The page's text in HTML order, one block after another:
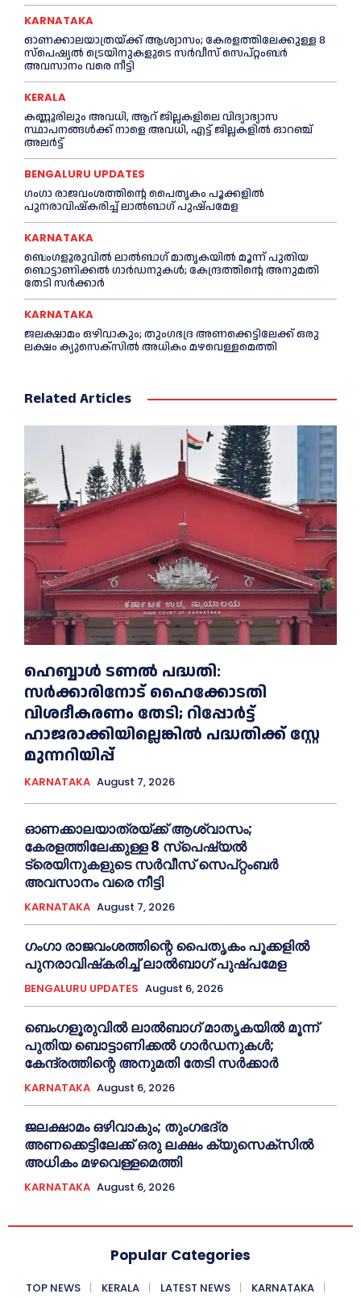
KARNATAKA
ഓണക്കാലയാത്രയ്ക്ക് ആശ്വാസം; കേരളത്തിലേക്കുള്ള 8
സ്പെഷ്യൽ ട്രെയിനുകളുടെ സർവീസ് സെപ്റ്റംബർ
അവസാനം വരെ നീട്ടി
KERALA
കണ്ണൂരിലും അവധി, ആറ് ജില്ലകളിലെ വിദ്യാഭ്യാസ
സ്ഥാപനങ്ങൾക്ക് നാളെ അവധി, എട്ട് ജില്ലകളിൽ ഓറഞ്ച്
അലർട്ട്
BENGALURU UPDATES
ഗംഗാ രാജവംശത്തിന്റെ പൈതൃകം പൂക്കളിൽ
പുനരാവിഷ്‌കരിച്ച് ലാൽബാഗ് പുഷ്പമേള
KARNATAKA
ബെംഗളൂരുവിൽ ലാൽബാഗ് മാതൃകയിൽ മൂന്ന് പുതിയ
ബൊട്ടാണിക്കൽ ഗാർഡനുകൾ; കേന്ദ്രത്തിന്റെ അനുമതി
തേടി സർക്കാർ
KARNATAKA
ജലക്ഷാമം ഒഴിവാകും; തുംഗഭദ്ര അണക്കെട്ടിലേക്ക് ഒരു
ലക്ഷം ക്യുസെക്സില്‍ അധികം മഴവെള്ളമെത്തി
Related Articles
ഹെബ്ബാൾ ടണൽ പദ്ധതി:
സർക്കാരിനോട് ഹൈക്കോടതി
വിശദീകരണം തേടി; റിപ്പോർട്ട്
ഹാജരാക്കിയില്ലെങ്കിൽ പദ്ധതിക്ക് സ്റ്റേ
മുന്നറിയിപ്പ്
KARNATAKA August 7, 2026
ഓണക്കാലയാത്രയ്ക്ക് ആശ്വാസം;
കേരളത്തിലേക്കുള്ള 8 സ്പെഷ്യൽ
ട്രെയിനുകളുടെ സർവീസ് സെപ്റ്റംബർ
അവസാനം വരെ നീട്ടി
KARNATAKA August 7, 2026
ഗംഗാ രാജവംശത്തിന്റെ പൈതൃകം പൂക്കളിൽ
പുനരാവിഷ്‌കരിച്ച് ലാൽബാഗ് പുഷ്പമേള
BENGALURU UPDATES August 6, 2026
ബെംഗളൂരുവിൽ ലാൽബാഗ് മാതൃകയിൽ മൂന്ന്
പുതിയ ബൊട്ടാണിക്കൽ ഗാർഡനുകൾ;
കേന്ദ്രത്തിന്റെ അനുമതി തേടി സർക്കാർ
KARNATAKA August 6, 2026
ജലക്ഷാമം ഒഴിവാകും; തുംഗഭദ്ര
അണക്കെട്ടിലേക്ക് ഒരു ലക്ഷം ക്യുസെക്സില്‍
അധികം മഴവെള്ളമെത്തി
KARNATAKA August 6, 2026
Popular Categories
TOP NEWS KERALA LATEST NEWS
KARNATAKA